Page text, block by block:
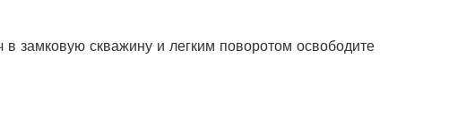
в замковую скважину и легким поворотом освободите